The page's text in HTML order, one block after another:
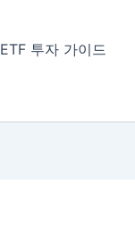
ETF 투자 가이드